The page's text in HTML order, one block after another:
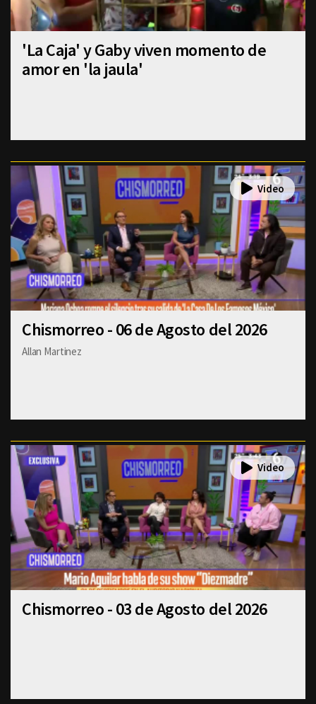
'La Caja' y Gaby viven momento de
amor en 'la jaula'
Chismorreo - 06 de Agosto del 2026
Allan Martinez
Chismorreo - 03 de Agosto del 2026